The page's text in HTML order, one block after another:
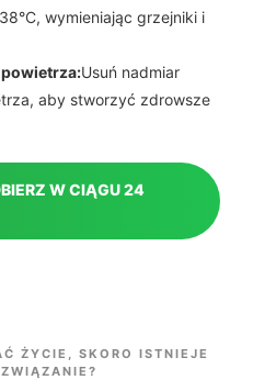
wymieniając grzejniki i
Usuń nadmiar
aby stworzyć zdrowsze
W CIĄGU 24
ŻYCIE, SKORO ISTNIEJE